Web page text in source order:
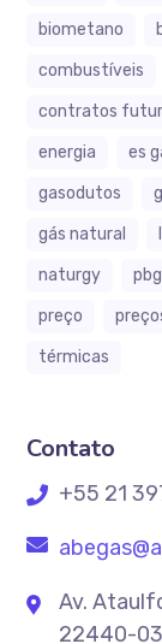
biometano
combustíveis
contratos
energia
es
gasodutos
gás natural
naturgy
preço
térmicas
Contato
+55 21
Av.
22440-